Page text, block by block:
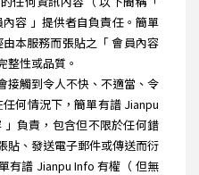
容 」提供者自負責任。簡單
本服務而張貼之「 會員內容
整性或品質。
接觸到令人不快、不適當、令
何情況下，簡單有譜 Jianpu
負責，包含但不限於任何錯
貼、發送電子郵件或傳送而衍
有譜 Jianpu Info 有權（ 但無